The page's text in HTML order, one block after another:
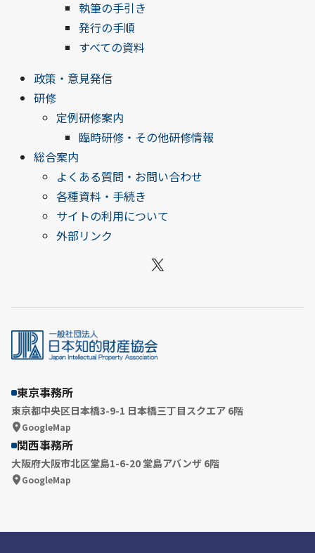
執筆の手引き
発行の手順
すべての資料
政策・意見発信
研修
定例研修案内
臨時研修・その他研修情報
総合案内
よくある質問・お問い合わせ
各種資料・手続き
サイトの利用について
外部リンク
X
東京事務所
東京都中央区日本橋3-9-1 日本橋三丁目スクエア 6階
GoogleMap
関西事務所
大阪府大阪市北区堂島1-6-20 堂島アバンザ 6階
GoogleMap